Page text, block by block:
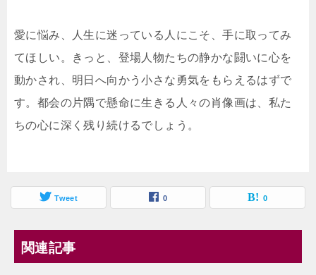
愛に悩み、人生に迷っている人にこそ、手に取ってみ
てほしい。きっと、登場人物たちの静かな闘いに心を
動かされ、明日へ向かう小さな勇気をもらえるはずで
す。都会の片隅で懸命に生きる人々の肖像画は、私た
ちの心に深く残り続けるでしょう。
Tweet 0 0
関連記事